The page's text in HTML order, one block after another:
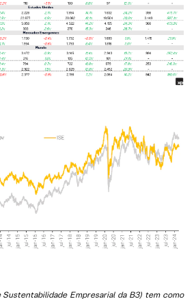
Empresarial da B3) tem como